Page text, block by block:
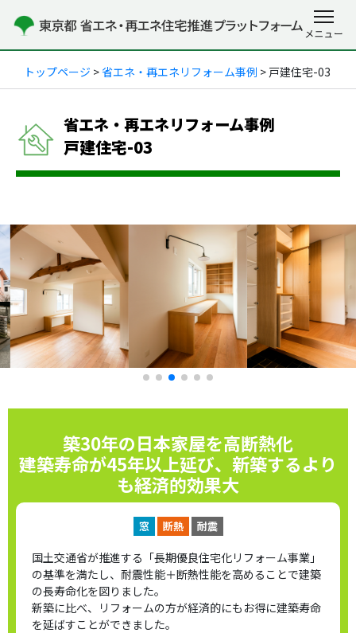
トップページ > 省エネ・再エネリフォーム事例 > 戸建住宅-03
省エネ・再エネリフォーム事例
戸建住宅-03
築30年の日本家屋を高断熱化
建築寿命が45年以上延び、新築するより
も経済的効果大
窓 断熱 耐震
国土交通省が推進する「長期優良住宅化リフォーム事業」
の基準を満たし、耐震性能＋断熱性能を高めることで建築
の長寿命化を図りました。
新築に比べ、リフォームの方が経済的にもお得に建築寿命
を延ばすことができました。